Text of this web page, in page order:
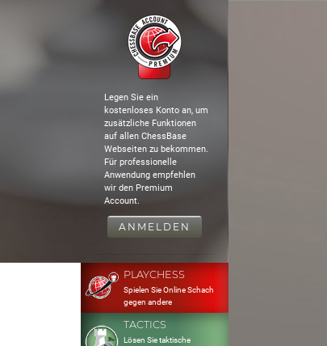
Legen Sie ein
kostenloses Konto an, um
zusätzliche Funktionen
auf allen ChessBase
Webseiten zu bekommen.
Für professionelle
Anwendung empfehlen
wir den Premium
Account.
ANMELDEN
PLAYCHESS
Spielen Sie Online Schach
gegen andere
TACTICS
Lösen Sie taktische